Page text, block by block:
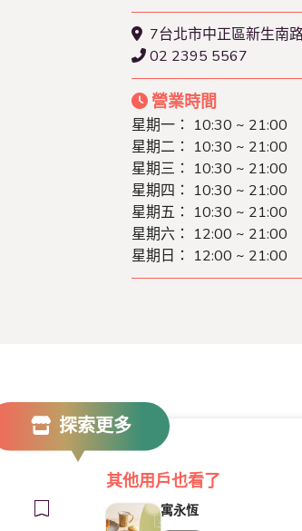
7台北市中正區新生南
02 2395 5567
營業時間
星期一： 10:30 ~ 21:00
星期二： 10:30 ~ 21:00
星期三： 10:30 ~ 21:00
星期四： 10:30 ~ 21:00
星期五： 10:30 ~ 21:00
星期六： 12:00 ~ 21:00
星期日： 12:00 ~ 21:00
探索更多
其他用戶也看了
寓永恆